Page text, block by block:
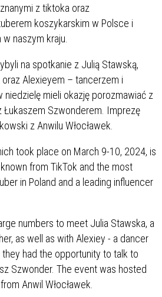
z tiktoka oraz
koszykarskim w Polsce i
naszym kraju.
na spotkanie z Julią Stawską,
Alexieyem – tancerzem i
mieli okazję porozmawiać z
Łukaszem Szwonderem. Imprezę
z Anwilu Włocławek.
took place on March 9-10, 2024, is
from TikTok and the most
in Poland and a leading influencer
numbers to meet Julia Stawska, a
as well as with Alexiey - a dancer
they had the opportunity to talk to
Szwonder. The event was hosted
Anwil Włocławek.